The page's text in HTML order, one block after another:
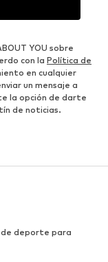
YOU sobre
con la Política de
en cualquier
un mensaje a
la opción de darte
de noticias.
deporte para